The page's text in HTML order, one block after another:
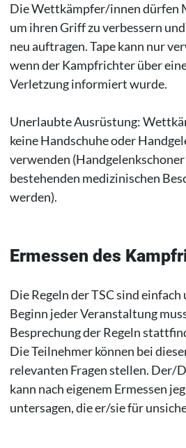
Die Wettkämpfer/innen dürfen
um ihren Griff zu verbessern
neu auftragen. Tape kann nur
wenn der Kampfrichter über
Verletzung informiert wurde.
Unerlaubte Ausrüstung:
keine Handschuhe oder
verwenden
bestehenden medizinischen
werden).
Ermessen des
Die Regeln der TSC sind
Beginn jeder Veranstaltung
Besprechung der Regeln
Die Teilnehmer können bei
relevanten Fragen stellen. Der/
kann nach eigenem Ermessen
untersagen, die er/sie für